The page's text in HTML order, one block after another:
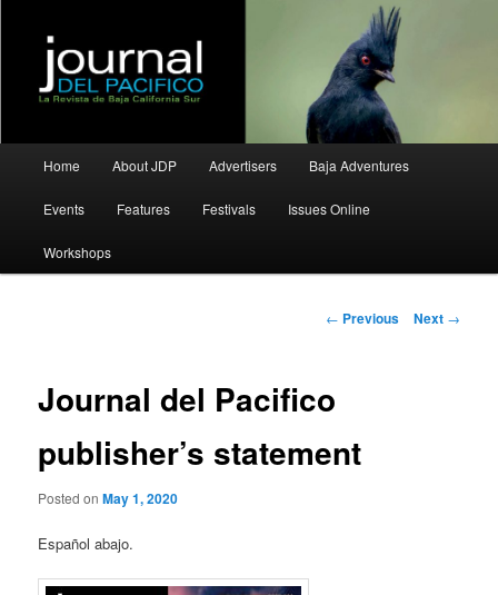
Journal del Pacifico
Skip
to
primary
Skip
to
secondary
Home About JDP Advertisers Baja Adventures
Events Features Festivals Issues Online
Workshops
Post
← Previous Next →
Journal del Pacifico
publisher’s statement
Posted onMay 1, 2020
Español abajo.